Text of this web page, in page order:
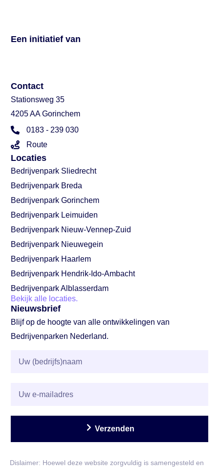
Een initiatief van
Contact
Stationsweg 35
4205 AA Gorinchem
0183 - 239 030
Route
Locaties
Bedrijvenpark Sliedrecht
Bedrijvenpark Breda
Bedrijvenpark Gorinchem
Bedrijvenpark Leimuiden
Bedrijvenpark Nieuw-Vennep-Zuid
Bedrijvenpark Nieuwegein
Bedrijvenpark Haarlem
Bedrijvenpark Hendrik-Ido-Ambacht
Bedrijvenpark Alblasserdam
Bekijk alle locaties.
Nieuwsbrief
Blijf op de hoogte van alle ontwikkelingen van
Bedrijvenparken Nederland.
Verzenden
Dislaimer: Hoewel deze website zorgvuldig is samengesteld en